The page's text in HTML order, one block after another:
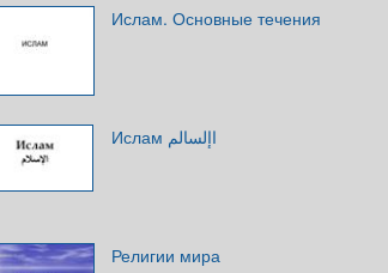
Ислам. Основные течения
‫‪Ислам‬‬ ‫اإلسالم
Религии мира